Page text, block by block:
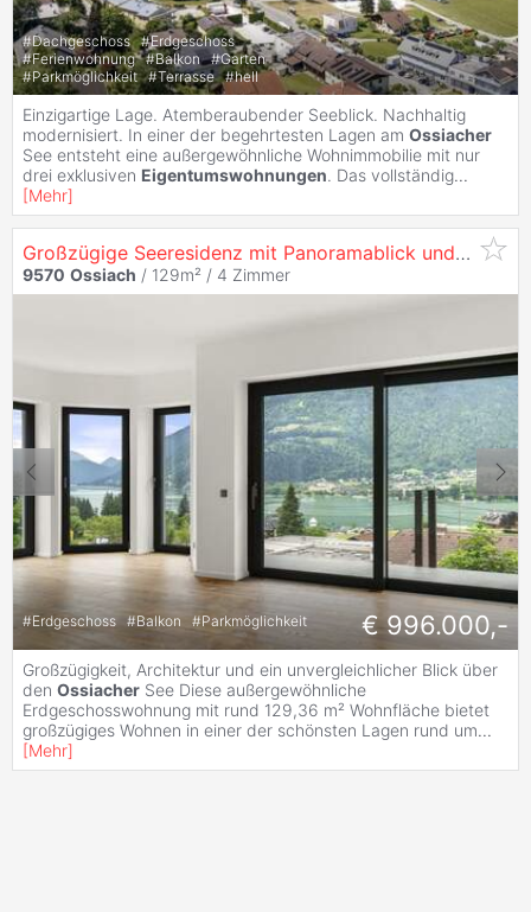
#Dachgeschoss #Erdgeschoss
#Ferienwohnung #Balkon #Garten
#Parkmöglichkeit #Terrasse #hell
Einzigartige Lage. Atemberaubender Seeblick. Nachhaltig
modernisiert. In einer der begehrtesten Lagen am Ossiacher
See entsteht eine außergewöhnliche Wohnimmobilie mit nur
drei exklusiven Eigentumswohnungen. Das vollständig...
[Mehr]
Großzügige Seeresidenz mit Panoramablick und Zweitwohnsitzwidmung
9570 Ossiach / 129m² / 4 Zimmer
#Erdgeschoss #Balkon #Parkmöglichkeit € 996.000,-
Großzügigkeit, Architektur und ein unvergleichlicher Blick über
den Ossiacher See Diese außergewöhnliche
Erdgeschosswohnung mit rund 129,36 m² Wohnfläche bietet
großzügiges Wohnen in einer der schönsten Lagen rund um...
[Mehr]